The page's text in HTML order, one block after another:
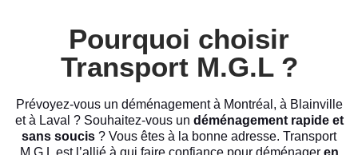
Pourquoi choisir
Transport M.G.L ?
Prévoyez-vous un déménagement à Montréal, à Blainville
et à Laval ? Souhaitez-vous un déménagement rapide et
sans soucis ? Vous êtes à la bonne adresse. Transport
M.G.L est l’allié à qui faire confiance pour déménager en